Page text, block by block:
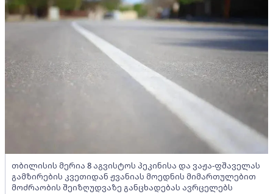
თბილისის მერია 8 აგვისტოს პეკინისა და ვაჟა-ფშაველას
გამზირების კვეთიდან ჟვანიას მოედნის მიმართულებით
მოძრაობის შეიზღუდვაზე განცხადებას ავრცელებს